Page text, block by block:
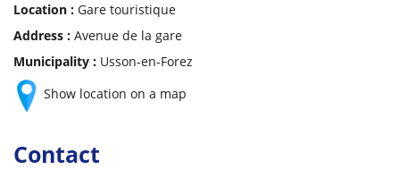
Location : Gare touristique
Address : Avenue de la gare
Municipality : Usson-en-Forez
Show location on a map
Contact